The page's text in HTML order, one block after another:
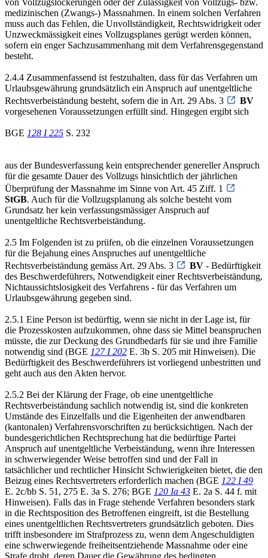
medizinischen (Zwangs-) Massnahmen. In einem solchen Verfahren
muss auch das Fehlen, die Unvollständigkeit, Rechtswidrigkeit oder
Unzweckmässigkeit eines Vollzugsplanes gerügt werden können,
sofern ein enger Sachzusammenhang mit dem Verfahrensgegenstand
besteht.
2.4.4 Zusammenfassend ist festzuhalten, dass für das Verfahren um
Urlaubsgewährung grundsätzlich ein Anspruch auf unentgeltliche
Rechtsverbeiständung besteht, sofern die in Art. 29 Abs. 3
BV
vorgesehenen Voraussetzungen erfüllt sind. Hingegen ergibt sich
BGE 128 I 225 S. 232
aus der Bundesverfassung kein entsprechender genereller Anspruch
für die gesamte Dauer des Vollzugs hinsichtlich der jährlichen
Überprüfung der Massnahme im Sinne von Art. 45 Ziff. 1
StGB. Auch für die Vollzugsplanung als solche besteht vom
Grundsatz her kein verfassungsmässiger Anspruch auf
unentgeltliche Rechtsverbeiständung.
2.5 Im Folgenden ist zu prüfen, ob die einzelnen Voraussetzungen
für die Bejahung eines Anspruches auf unentgeltliche
Rechtsverbeiständung gemäss Art. 29 Abs. 3
BV - Bedürftigkeit
des Beschwerdeführers, Notwendigkeit einer Rechtsverbeiständung,
Nichtaussichtslosigkeit des Verfahrens - für das Verfahren um
Urlaubsgewährung gegeben sind.
2.5.1 Eine Person ist bedürftig, wenn sie nicht in der Lage ist, für
die Prozesskosten aufzukommen, ohne dass sie Mittel beanspruchen
müsste, die zur Deckung des Grundbedarfs für sie und ihre Familie
notwendig sind (BGE 127 I 202 E. 3b S. 205 mit Hinweisen). Die
Bedürftigkeit des Beschwerdeführers ist vorliegend unbestritten und
geht auch aus den Akten hervor.
2.5.2 Bei der Klärung der Frage, ob eine unentgeltliche
Rechtsverbeiständung sachlich notwendig ist, sind die konkreten
Umstände des Einzelfalls und die Eigenheiten der anwendbaren
(kantonalen) Verfahrensvorschriften zu berücksichtigen. Nach der
bundesgerichtlichen Rechtsprechung hat die bedürftige Partei
Anspruch auf unentgeltliche Verbeiständung, wenn ihre Interessen
in schwerwiegender Weise betroffen sind und der Fall in
tatsächlicher und rechtlicher Hinsicht Schwierigkeiten bietet, die den
Beizug eines Rechtsvertreters erforderlich machen (BGE 122 I 49
E. 2c/bb S. 51, 275 E. 3a S. 276; BGE 120 Ia 43 E. 2a S. 44 f. mit
Hinweisen). Falls das in Frage stehende Verfahren besonders stark
in die Rechtsposition des Betroffenen eingreift, ist die Bestellung
eines unentgeltlichen Rechtsvertreters grundsätzlich geboten. Dies
trifft insbesondere im Strafprozess zu, wenn dem Angeschuldigten
eine schwerwiegende freiheitsentziehende Massnahme oder eine
Strafe droht, deren Dauer die Gewährung des bedingten